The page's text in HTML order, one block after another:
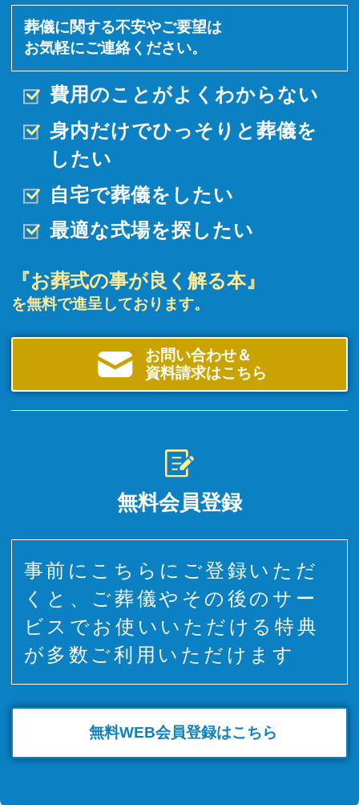
葬儀に関する不安やご要望は
お気軽にご連絡ください。
費用のことがよくわからない
身内だけでひっそりと 葬儀を
したい
自宅で葬儀をしたい
最適な式場を探したい
『お葬式の事が良く解る本』
を無料で進呈しております。
お問い合わせ＆
資料請求はこちら
無料会員登録
事前にこちらにご登録いただ
くと、ご葬儀やその後のサー
ビスでお使いいただける特典
が多数ご利用いただけます
無料WEB会員登録はこちら